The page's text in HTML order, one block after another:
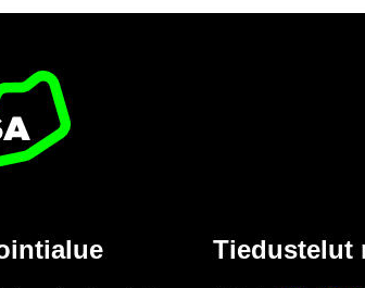
Tie­dus­te­lut